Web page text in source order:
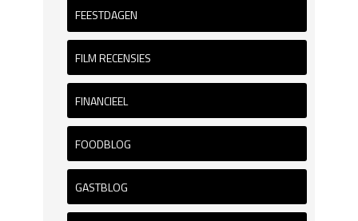
FEESTDAGEN
FILM RECENSIES
FINANCIEEL
FOODBLOG
GASTBLOG